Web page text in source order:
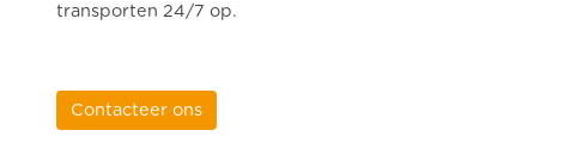
transporten 24/7 op.
Contacteer ons